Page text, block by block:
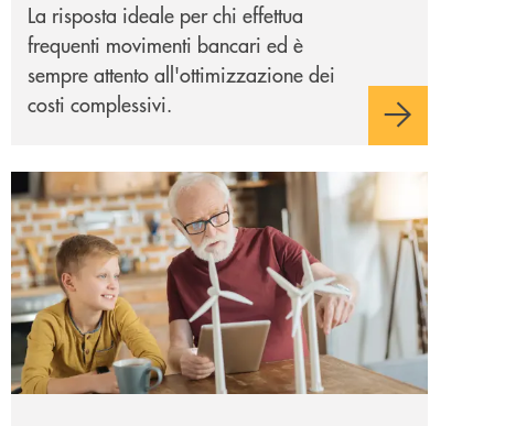
La risposta ideale per chi effettua
frequenti movimenti bancari ed è
sempre attento all'ottimizzazione dei
costi complessivi.
Scopri di più Conto Pensionati